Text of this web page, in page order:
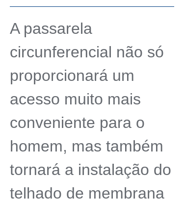
A passarela
circunferencial não só
proporcionará um
acesso muito mais
conveniente para o
homem, mas também
tornará a instalação do
telhado de membrana